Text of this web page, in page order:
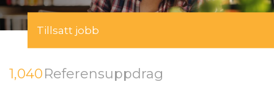
Tillsatt jobb
1,040Referensuppdrag